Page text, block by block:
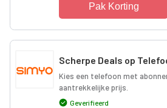
Pak Korting
Scherpe Deals op
Kies een telefoon met
aantrekkelijke prijs.
Geverifieerd